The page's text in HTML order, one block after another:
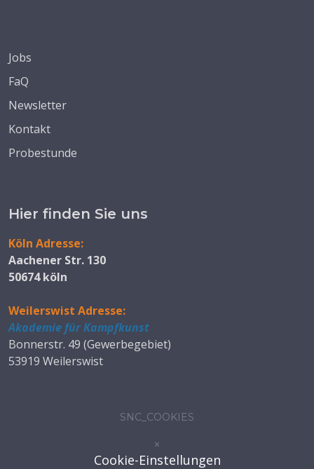
Jobs
FaQ
Newsletter
Kontakt
Probestunde
Hier finden Sie uns
Köln Adresse:
Aachener Str. 130
50674 köln
Weilerswist Adresse:
Akademie für Kampfkunst
Bonnerstr. 49 (Gewerbegebiet)
53919 Weilerswist
SNC_COOKIES
×
Cookie-Einstellungen